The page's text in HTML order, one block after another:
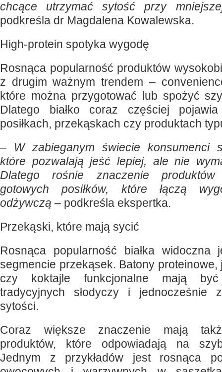
chcące utrzymać sytość przy
podkreśla dr Magdalena Kowalewska.
High-protein spotyka wygodę
Rosnąca popularność produktów
z drugim ważnym trendem –
które można przygotować lub spożyć
Dlatego białko coraz częściej
posiłkach, przekąskach czy produktach
– W zabieganym świecie konsumenci
które pozwalają jeść lepiej, ale nie
Dlatego rośnie znaczenie
gotowych posiłków, które łączą
odżywczą – podkreśla ekspertka.
Przekąski, które mają sycić
Rosnąca popularność białka widoczna
segmencie przekąsek. Batony proteinowe,
czy koktajle funkcjonalne mają
tradycyjnych słodyczy i jednocześnie
sytości.
Coraz większe znaczenie mają
produktów, które odpowiadają na
Jednym z przykładów jest rosnąca